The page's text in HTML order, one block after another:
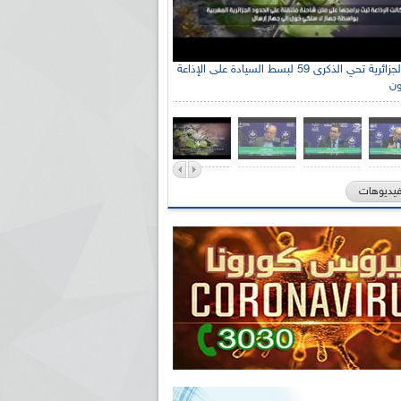
الإذاعة الجزائرية تحي الذكرى 59 لبسط السيادة على الإذاعة